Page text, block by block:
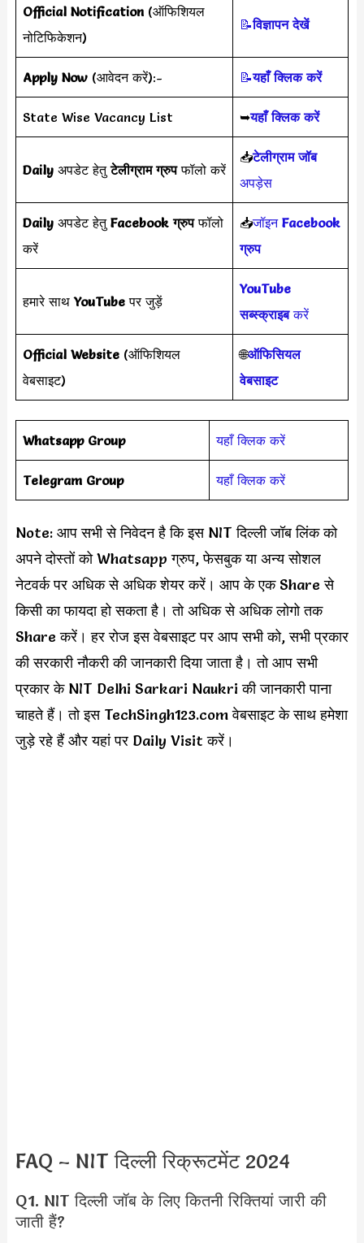
Official Notification (ऑफिशियल
नोटिफिकेशन)
📝विज्ञापन देखें
Apply Now(आवेदन करें):- 📝यहाँ क्लिक करें
State Wise Vacancy List ➥यहाँ क्लिक करें
Daily अपडेट हेतुटेलीग्राम ग्रुपफॉलो करें
📥टेलीग्राम जॉब
अपड़ेस
Daily अपडेट हेतुFacebook ग्रुपफॉलो
करें
📥जॉइन Facebook
ग्रुप
हमारे साथYouTubeपर जुड़ें
YouTube
सब्स्क्राइबकरें
Official Website (ऑफिशियल
वेबसाइट)
🌐ऑफिसियल
वेबसाइट
Whatsapp Group यहाँ क्लिक करें
Telegram Group यहाँ क्लिक करें
Note: आप सभी से निवेदन है कि इस NIT दिल्ली जॉब लिंक को
अपने दोस्तों को Whatsapp ग्रुप, फेसबुक या अन्य सोशल
नेटवर्क पर अधिक से अधिक शेयर करें। आप के एक Share से
किसी का फायदा हो सकता है। तो अधिक से अधिक लोगो तक
Share करें। हर रोज इस वेबसाइट पर आप सभी को, सभी प्रकार
की सरकारी नौकरी की जानकारी दिया जाता है। तो आप सभी
प्रकार के NIT Delhi Sarkari Naukri की जानकारी पाना
चाहते हैं। तो इस TechSingh123.com वेबसाइट के साथ हमेशा
जुड़े रहे हैं और यहां पर Daily Visit करें।
FAQ – NIT दिल्ली रिक्रूटमेंट 2024
Q1. NIT दिल्ली जॉब के लिए कितनी रिक्तियां जारी की
जाती हैं?